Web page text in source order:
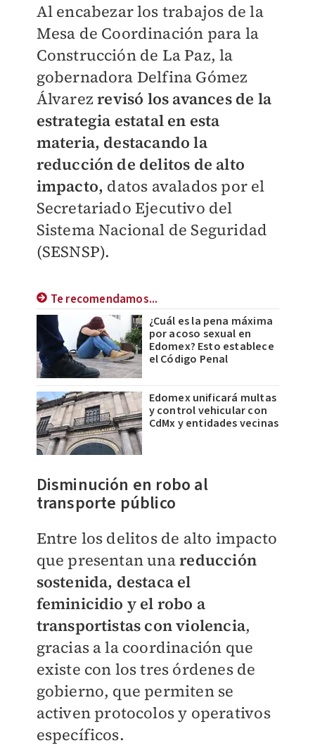
Al encabezar los trabajos de la
Mesa de Coordinación para la
Construcción de La Paz, la
gobernadora Delfina Gómez
Álvarezrevisó los avances de la
estrategia estatal en esta
materia, destacando la
reducción de delitos de alto
impacto, datos avalados por el
Secretariado Ejecutivo del
Sistema Nacional de Seguridad
(SESNSP).
Te recomendamos...
¿Cuál es la pena máxima
por acoso sexual en
Edomex? Esto establece
el Código Penal
Edomex unificará multas
y control vehicular con
CdMx y entidades vecinas
Disminución en robo al
transporte público
Entre los delitos de alto impacto
que presentan unareducción
sostenida, destaca el
feminicidio y el robo a
transportistas con violencia,
gracias a la coordinación que
existe con los tres órdenes de
gobierno, que permiten se
activen protocolos y operativos
específicos.